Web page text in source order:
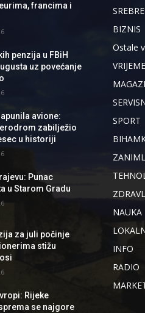
francima i
penzija u FBiH
uz povećanje
avione:
zabilježio
u historiji
Punac
u Starom Gradu
za juli počinje
stižu
Rijeke
se najgore
BIZNIS
Ostale
VRIJEME
SPORT
NAUKA
INFO
RADIO